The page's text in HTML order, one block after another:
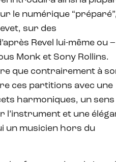
le numérique “préparé”,
sur des
Revel lui-même ou –
Monk et Sony Rollins.
que contrairement à
ces partitions avec une
harmoniques, un sens
l’instrument et une
un musicien hors du